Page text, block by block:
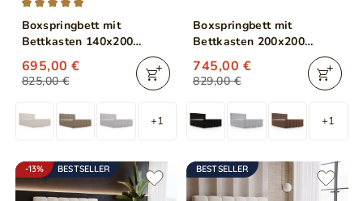
Boxspringbett mit
Bettkasten 140x200
Bouclé-Stoff Cloud Beige
825,00 €
695,00 €
+1
Boxspringbett mit
Bettkasten 200x200
Alicante Beige
829,00 €
745,00 €
+1
-13% BESTSELLER BESTSELLER